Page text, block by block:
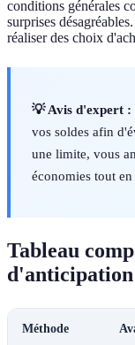
conditions générales
surprises
réaliser des choix
💡 Avis d'expert :
vos soldes afin
une limite, vous
économies tout
Tableau
d'anticipation
Méthode